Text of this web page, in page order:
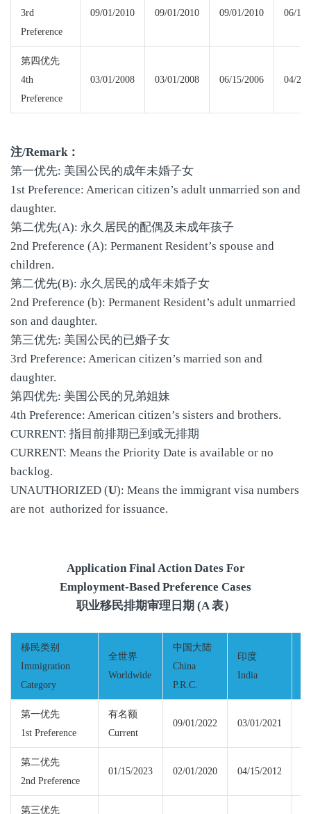
3rd
Preference
09/01/2010 09/01/2010 09/01/2010 06/15/
第四优先
4th
Preference
03/01/2008 03/01/2008 06/15/2006 04/27/
注/Remark：
第一优先: 美国公民的成年未婚子女
1st Preference: American citizen’s adult unmarried son and
daughter.
第二优先(A): 永久居民的配偶及未成年孩子
2nd Preference (A): Permanent Resident’s spouse and
children.
第二优先(B): 永久居民的成年未婚子女
2nd Preference (b): Permanent Resident’s adult unmarried
son and daughter.
第三优先: 美国公民的已婚子女
3rd Preference: American citizen’s married son and
daughter.
第四优先: 美国公民的兄弟姐妹
4th Preference: American citizen’s sisters and brothers.
CURRENT: 指目前排期已到或无排期
CURRENT: Means the Priority Date is available or no
backlog.
UNAUTHORIZED (U): Means the immigrant visa numbers
are not authorized for issuance.
Application Final Action Dates For
Employment-Based Preference Cases
职业移民排期审理日期 (A 表）
移民类别
Immigration
Category
全世界
Worldwide
中国大陆
China
P.R.C.
印度
India
第一优先
1st Preference
有名额
Current
09/01/2022 03/01/2021
第二优先
2nd Preference
01/15/2023 02/01/2020 04/15/2012
第三优先